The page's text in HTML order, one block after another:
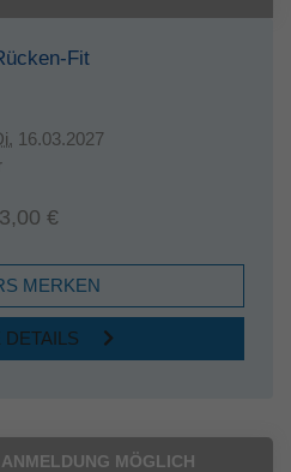
Fit
16.03.2027
€
MERKEN
ANMELDUNG MÖGLICH